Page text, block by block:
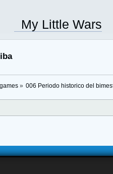
My Little Wars
» 006 Periodo historico del